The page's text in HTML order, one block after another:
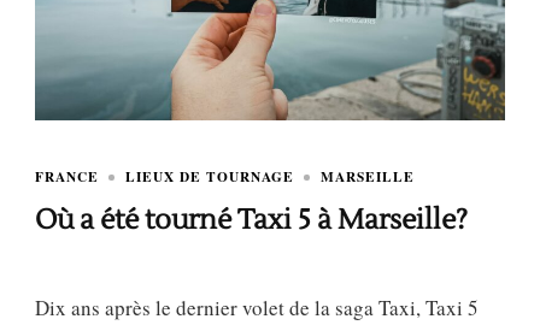
FRANCE LIEUX DE TOURNAGE MARSEILLE
Où a été tourné Taxi 5 à Marseille?
Dix ans après le dernier volet de la saga Taxi, Taxi 5